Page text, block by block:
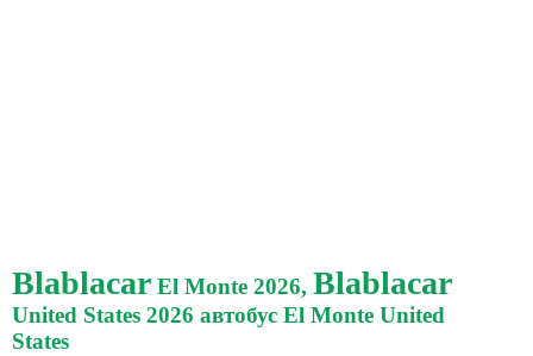
Blablacar El Monte 2026, Blablacar
United States 2026 автобус El Monte United
States